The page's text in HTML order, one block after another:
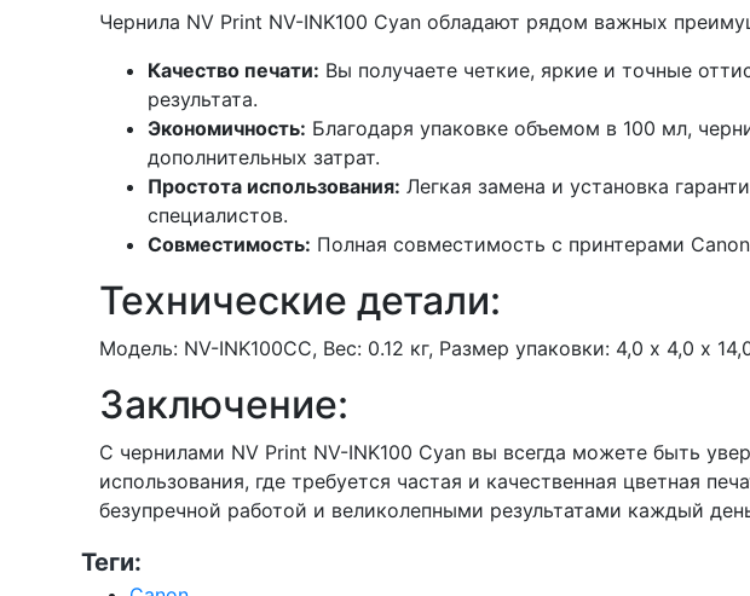
Чернила NV Print NV-INK100 Cyan обладают рядом важных
Качество печати: Вы получаете четкие, яркие и точные
результата.
Экономичность: Благодаря упаковке объемом в 100 мл,
дополнительных затрат.
Простота использования: Легкая замена и установка
специалистов.
Совместимость: Полная совместимость с принтерами
Технические детали:
Модель: NV-INK100CC, Вес: 0.12 кг, Размер упаковки: 4,0 х 4,0 х
Заключение:
С чернилами NV Print NV-INK100 Cyan вы всегда можете быть
использования, где требуется частая и качественная цветная
безупречной работой и великолепными результатами каждый
Теги: